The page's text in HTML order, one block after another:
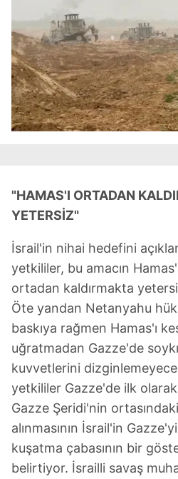
"HAMAS'I ORTADAN
YETERSİZ"
İsrail'in nihai hedefini
yetkililer, bu amacın
ortadan kaldırmakta
Öte yandan Netanyahu
baskıya rağmen Hamas'ı
uğratmadan Gazze'de
kuvvetlerini
yetkililer Gazze'de ilk
Gazze Şeridi'nin
alınmasının İsrail'in
kuşatma çabasının bir
belirtiyor. İsrailli savaş